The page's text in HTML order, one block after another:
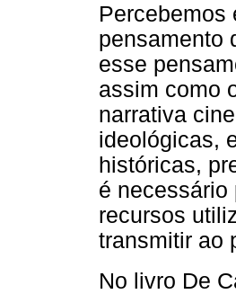
Percebemos
pensamento
esse
assim como
narrativa
ideológicas,
históricas,
é necessário
recursos
transmitir ao
No livro De